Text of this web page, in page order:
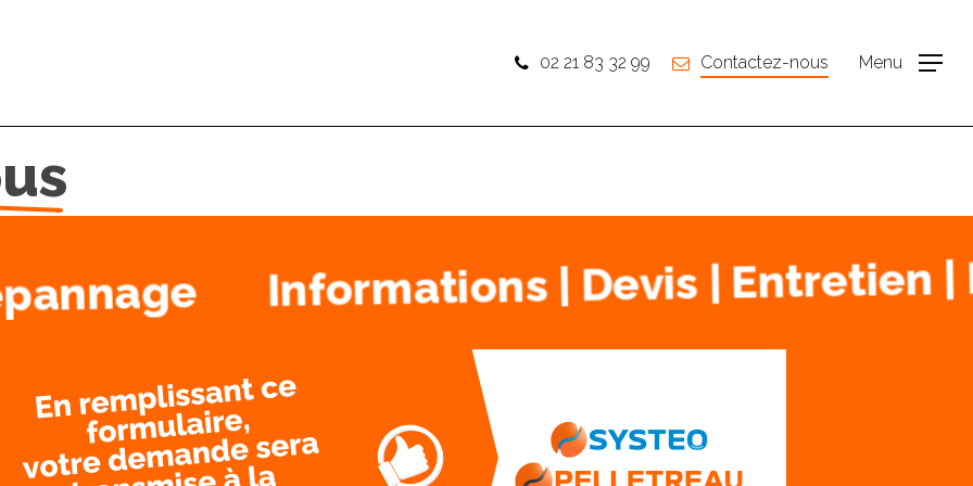
02 21 83 32 99 Contactez-nous Menu
Informations | Devis | Entretien